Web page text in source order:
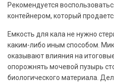
Рекомендуется
контейнером, который
Емкость для кала не нужно
каким-либо иным способом.
оказывают влияния на
опорожнять мочевой пузырь
биологического материала.